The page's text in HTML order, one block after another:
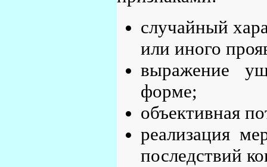
случайный
или иного
выражение
форме;
объективная
реализация
последствий